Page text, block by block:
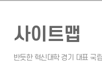
사이트맵